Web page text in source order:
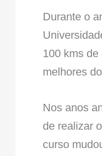
Durante o
100 kms
melhores
Nos anos
de realizar
curso